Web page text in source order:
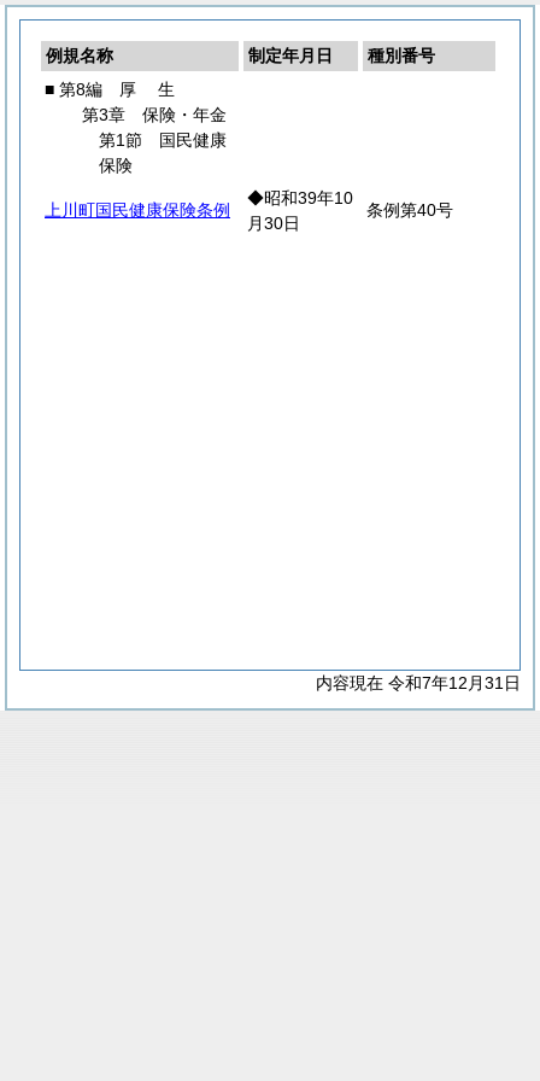
例規名称 制定年月日
種別番号
■ 第8編 厚 生
第3章 保険・年金
第1節 国民健康
保険
上川町国民健康保険条例
◆昭和39年10
月30日
条例第40号
内容現在 令和7年12月31日